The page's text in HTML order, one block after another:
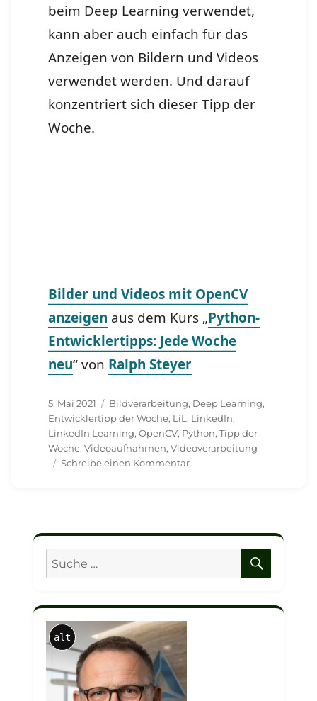
beim Deep Learning verwendet,
kann aber auch einfach für das
Anzeigen von Bildern und Videos
verwendet werden. Und darauf
konzentriert sich dieser Tipp der
Woche.
Bilder und Videos mit OpenCV
anzeigen aus dem Kurs „Python-
Entwicklertipps: Jede Woche
neu“ von Ralph Steyer
Veröffentlicht
am
5. Mai 2021 Schlagwörter
Bildverarbeitung, Deep Learning,
Entwicklertipp der Woche, LiL , LinkedIn,
LinkedIn Learning,OpenCV, Python,Tipp der
Woche,Videoaufnahmen,Videoverarbeitung
Schreibe einen Kommentarzu
ist
da
OpenCV
Python
Suche
nach:
alt